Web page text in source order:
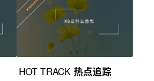
HOT TRACK 热点追踪